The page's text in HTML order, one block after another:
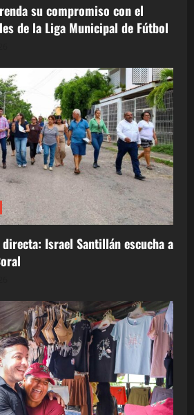
su compromiso con el
de la Liga Municipal de Fútbol
Israel Santillán escucha a